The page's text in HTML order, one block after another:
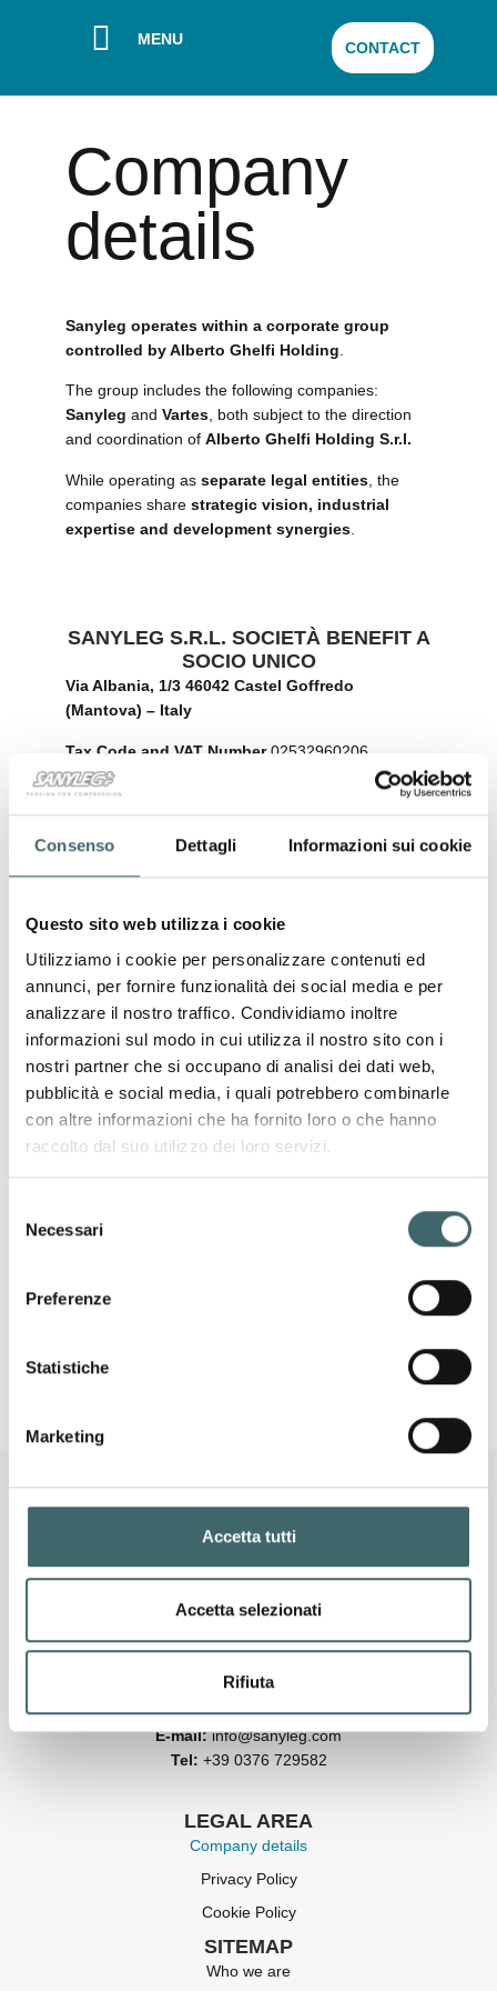
Consenso Dettagli Informazioni sui cookie
Questo sito web utilizza i cookie
Utilizziamo i cookie per personalizzare contenuti ed
annunci, per fornire funzionalità dei social media e per
analizzare il nostro traffico. Condividiamo inoltre
informazioni sul modo in cui utilizza il nostro sito con i
nostri partner che si occupano di analisi dei dati web,
pubblicità e social media, i quali potrebbero combinarle
con altre informazioni che ha fornito loro o che hanno
raccolto dal suo utilizzo dei loro servizi.
delNecessari
Preferenze
Statistiche
Marketing
Accetta tutti
Accetta selezionati
Rifiuta
MENU CONTACT
Company
details
Sanyleg operates within a corporate group
controlled by Alberto Ghelfi Holding
The group includes the following companies:
Sanyleg and Vartes, both subject to the direction
and coordination of Alberto Ghelfi Holding S.r.l.
While operating as separate legal entities , the
companies share strategic vision, industrial
expertise and development synergies
SANYLEG S.R.L. SOCIETÀ BENEFIT A
SOCIO UNICO
Via Albania, 1/3 46042 Castel Goffredo
(Mantova) – Italy
Tax Code and VAT Number02532960206
Company Register REAno.
MN 260813
Company subject to the direction and coordination
ofAlberto Ghelfi Holding S.r.l.
MN 174813)
Share capital€100,000.00 fully paid-up
VARTES S.R.L.
Via Ubertini, 746042 Castel Goffredo (Mantova)
– Italy
Tax Code and VAT Number02050880208
MN 220191
(Tax Code and VAT no. IT01690470206 – REA no.
Share capital
SOCIO UNICO
soggetta a direzione e coordinamento di Alberto Ghelfi
VAT number:02532960206
E-mail:info@sanyleg.com
Tel: +39 0376 729582
LEGAL AREA
Company details
Privacy Policy
Cookie Policy
SITEMAP
Who we are